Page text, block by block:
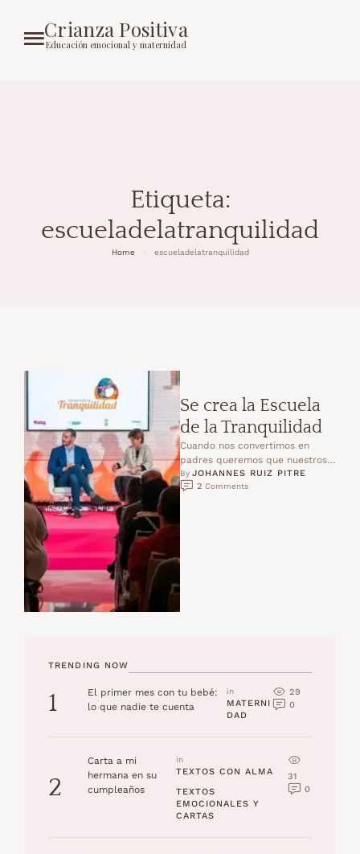
Crianza Positiva
Educación emocional y maternidad
Etiqueta:
escueladelatranquilidad
Home escueladelatranquilidad
Se crea la Escuela
de la Tranquilidad
Cuando nos convertimos en
padres queremos que nuestros
hijos gocen de buena salud y
bienestar, que nuestros hijos …
By JOHANNES RUIZ PITRE
2 Comments
TRENDING NOW
1
El primer mes con tu bebé:
lo que nadie te cuenta
in
MATERNI
DAD
29
0
2
Carta a mi
hermana en su
cumpleaños
in
TEXTOS CON ALMA
TEXTOS
EMOCIONALES Y
CARTAS
31
0